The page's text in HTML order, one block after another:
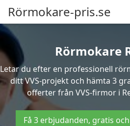
Rörmokare-pris.se
Rörmokare
Letar du efter en professionell
ditt VVS-projekt och hämta 3
offerter från VVS-firmor i
Få 3 erbjudanden, gratis